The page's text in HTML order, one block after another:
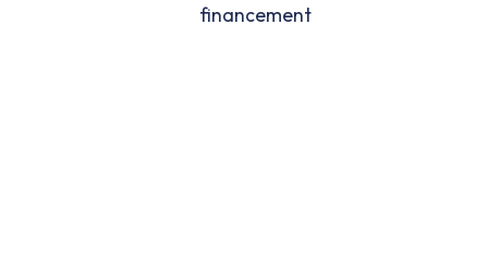
financement